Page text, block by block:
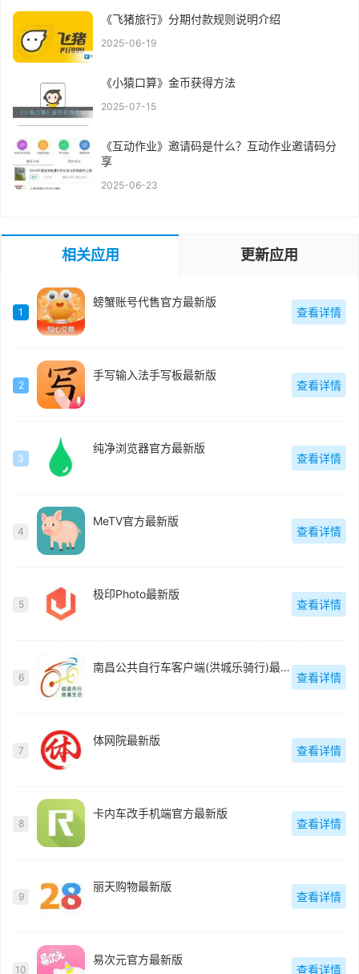
《飞猪旅行》分期付款规则说明介绍
2025-06-19
《小猿口算》金币获得方法
2025-07-15
《互动作业》邀请码是什么？互动作业邀请码分
享
2025-06-23
相关应用 更新应用
1
螃蟹账号代售官方最新版
查看详情
2
手写输入法手写板最新版
查看详情
3
纯净浏览器官方最新版
查看详情
4
MeTV官方最新版
查看详情
5
极印Photo最新版
查看详情
6
南昌公共自行车客户端(洪城乐骑行)最新版
查看详情
7
体网院最新版
查看详情
8
卡内车改手机端官方最新版
查看详情
9
丽天购物最新版
查看详情
10
易次元官方最新版
查看详情